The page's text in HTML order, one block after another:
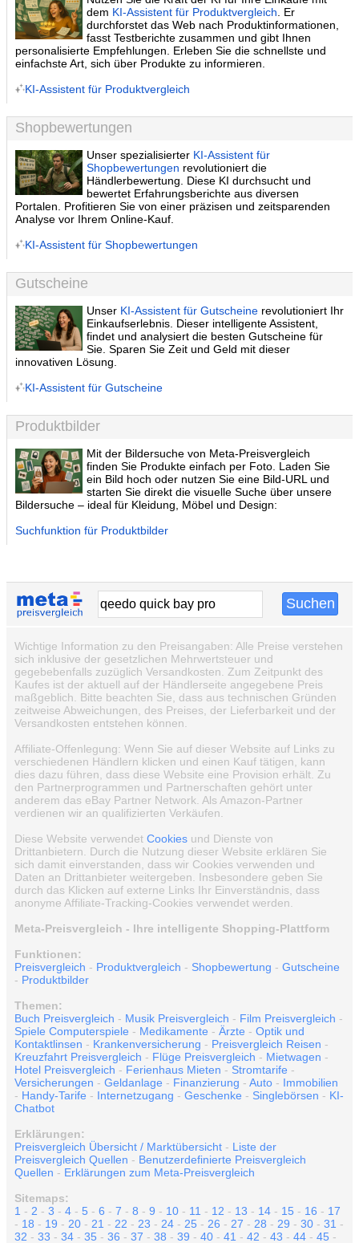
dem KI-Assistent für Produktvergleich . Er
durchforstet das Web nach Produktinformationen,
fasst Testberichte zusammen und gibt Ihnen
personalisierte Empfehlungen. Erleben Sie die schnellste und
einfachste Art, sich über Produkte zu informieren.
KI-Assistent für Produktvergleich
Shopbewertungen
Unser spezialisierter KI-Assistent für
Shopbewertungen revolutioniert die
Händlerbewertung. Diese KI durchsucht und
bewertet Erfahrungsberichte aus diversen
Portalen. Profitieren Sie von einer präzisen und zeitsparenden
Analyse vor Ihrem Online-Kauf.
KI-Assistent für Shopbewertungen
Gutscheine
Unser KI-Assistent für Gutscheine revolutioniert Ihr
Einkaufserlebnis. Dieser intelligente Assistent,
findet und analysiert die besten Gutscheine für
Sie. Sparen Sie Zeit und Geld mit dieser
innovativen Lösung.
KI-Assistent für Gutscheine
Produktbilder
Mit der Bildersuche von Meta-Preisvergleich
finden Sie Produkte einfach per Foto. Laden Sie
ein Bild hoch oder nutzen Sie eine Bild-URL und
starten Sie direkt die visuelle Suche über unsere
Bildersuche – ideal für Kleidung, Möbel und Design:
Suchfunktion für Produktbilder
Wichtige Information zu den Preisangaben: Alle Preise verstehen
sich inklusive der gesetzlichen Mehrwertsteuer und
gegebebenfalls zuzüglich Versandkosten. Zum Zeitpunkt des
Kaufes ist der aktuell auf der Händlerseite angegebene Preis
maßgeblich. Bitte beachten Sie, dass aus technischen Gründen
zeitweise Abweichungen, des Preises, der Lieferbarkeit und der
Versandkosten entstehen können.
Affiliate-Offenlegung: Wenn Sie auf dieser Website auf Links zu
verschiedenen Händlern klicken und einen Kauf tätigen, kann
dies dazu führen, dass diese Website eine Provision erhält. Zu
den Partnerprogrammen und Partnerschaften gehört unter
anderem das eBay Partner Network. Als Amazon-Partner
verdienen wir an qualifizierten Verkäufen.
Diese Website verwendet Cookies und Dienste von
Drittanbietern. Durch die Nutzung dieser Website erklären Sie
sich damit einverstanden, dass wir Cookies verwenden und
Daten an Drittanbieter weitergeben. Insbesondere geben Sie
durch das Klicken auf externe Links Ihr Einverständnis, dass
anonyme Affiliate-Tracking-Cookies verwendet werden.
Meta-Preisvergleich - Ihre intelligente Shopping-Plattform
Funktionen:
Preisvergleich - Produktvergleich - Shopbewertung - Gutscheine
- Produktbilder
Themen:
Buch Preisvergleich - Musik Preisvergleich - Film Preisvergleich -
Spiele Computerspiele - Medikamente - Ärzte - Optik und
Kontaktlinsen - Krankenversicherung - Preisvergleich Reisen -
Kreuzfahrt Preisvergleich - Flüge Preisvergleich - Mietwagen -
Hotel Preisvergleich - Ferienhaus Mieten - Stromtarife -
Versicherungen - Geldanlage - Finanzierung - Auto - Immobilien
- Handy-Tarife - Internetzugang - Geschenke - Singlebörsen - KI-
Chatbot
Erklärungen:
Preisvergleich Übersicht / Marktübersicht - Liste der
Preisvergleich Quellen - Benutzerdefinierte Preisvergleich
Quellen - Erklärungen zum Meta-Preisvergleich
Sitemaps:
1 - 2 - 3 - 4 - 5 - 6 - 7 - 8 - 9 - 10 - 11 - 12 - 13 - 14 - 15 - 16 - 17
- 18 - 19 - 20 - 21 - 22 - 23 - 24 - 25 - 26 - 27 - 28 - 29 - 30 - 31 -
32 - 33 - 34 - 35 - 36 - 37 - 38 - 39 - 40 - 41 - 42 - 43 - 44 - 45 -